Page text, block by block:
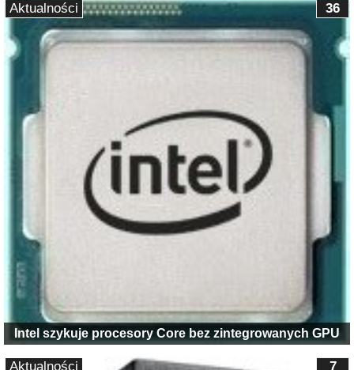
Intel szykuje procesory Core bez zintegrowanych GPU
36
Aktualności
7
Aktualności